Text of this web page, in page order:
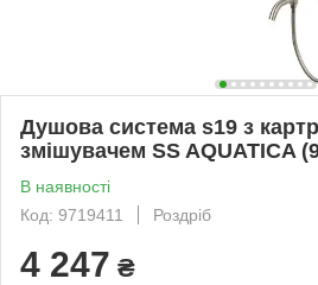
Душова система s19 з
змішувачем SS AQUATICA
В наявності
Код: 9719411
Роздріб
4 247 ₴